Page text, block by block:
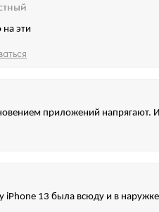
на эти
приложений напрягают.
iPhone 13 была всюду и в